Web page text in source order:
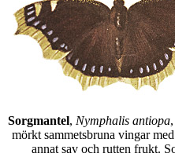
Sorgmantel, Nymphalis antiopa
mörkt sammetsbruna vingar
annat sav och rutten frukt.